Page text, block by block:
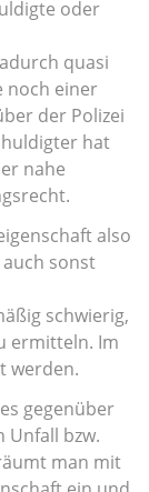
oder
quasi
noch einer
der Polizei
hat
nahe
also
sonst
schwierig,
ermitteln. Im
werden.
gegenüber
Unfall bzw.
man mit